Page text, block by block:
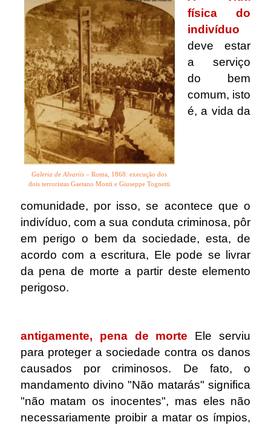
Galeria de Alvariis – Roma, 1868: execução dos
dois terroristas Gaetano Monti e Giuseppe Tognetti
física do
indivíduo
deve estar
a serviço
do bem
comum, isto
é, a vida da
comunidade, por isso, se acontece que o
indivíduo, com a sua conduta criminosa, pôr
em perigo o bem da sociedade, esta, de
acordo com a escritura, Ele pode se livrar
da pena de morte a partir deste elemento
perigoso.
antigamente, pena de morte Ele serviu
para proteger a sociedade contra os danos
causados ​​por criminosos. De fato, o
mandamento divino "Não matarás" significa
"não matam os inocentes", mas eles não
necessariamente proibir a matar os ímpios,